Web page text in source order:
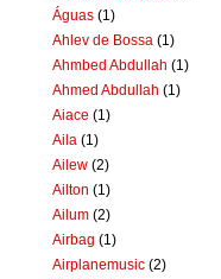
Águas (1)
Ahlev de Bossa (1)
Ahmbed Abdullah (1)
Ahmed Abdullah (1)
Aiace (1)
Aila (1)
Ailew (2)
Ailton (1)
Ailum (2)
Airbag (1)
Airplanemusic (2)